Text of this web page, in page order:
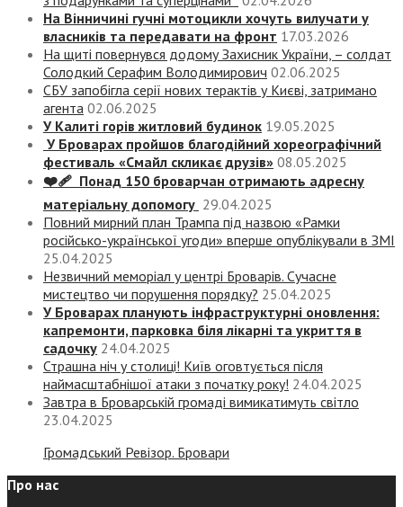
На Вінничині гучні мотоцикли хочуть вилучати у
власників та передавати на фронт 17.03.2026
На щиті повернувся додому Захисник України, – солдат
Солодкий Серафим Володимирович 02.06.2025
СБУ запобігла серії нових терактів у Києві, затримано
агента 02.06.2025
У Калиті горів житловий будинок 19.05.2025
У Броварах пройшов благодійний хореографічний
фестиваль «Смайл скликає друзів» 08.05.2025
❤️‍🩹 Понад 150 броварчан отримають адресну
матеріальну допомогу 29.04.2025
Повний мирний план Трампа під назвою «‎Рамки
російсько-української угоди» вперше опублікували в ЗМІ
25.04.2025
Незвичний меморіал у центрі Броварів. Сучасне
мистецтво чи порушення порядку? 25.04.2025
У Броварах планують інфраструктурні оновлення:
капремонти, парковка біля лікарні та укриття в
садочку 24.04.2025
Страшна ніч у столиці! Київ оговтується після
наймасштабнішої атаки з початку року! 24.04.2025
Завтра в Броварській громаді вимикатимуть світло
23.04.2025
Громадський Ревізор. Бровари
Про нас